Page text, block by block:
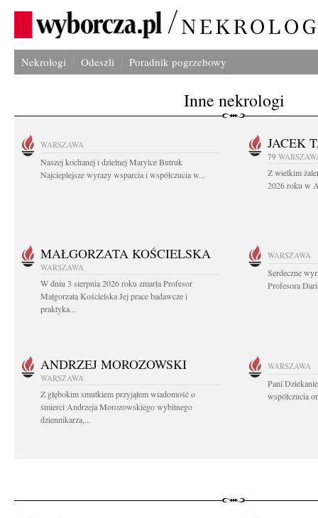
Nekrologi Odeszli Poradnik pogrzebowy
Inne nekrologi
WARSZAWA
Naszej kochanej i dzielnej Marylce Butruk
Najcieplejsze wyrazy wsparcia i współczucia w...
JACEK
79
Z wielkim
2026 roku w
MAŁGORZATA KOŚCIELSKA
WARSZAWA
W dniu 3 sierpnia 2026 roku zmarła Profesor
Małgorzata Kościelska Jej prace badawcze i
praktyka...
WARSZAWA
Serdeczne
Profesora
ANDRZEJ MOROZOWSKI
WARSZAWA
Z głębokim smutkiem przyjąłem wiadomość o
śmierci Andrzeja Morozowskiego wybitnego
dziennikarza,...
WARSZAWA
Pani
współczucia